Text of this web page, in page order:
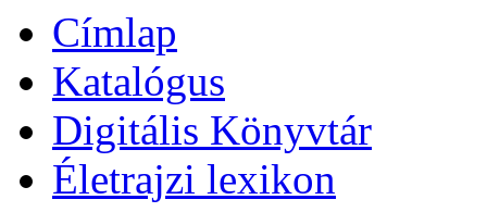
Címlap
Katalógus
Digitális Könyvtár
Életrajzi lexikon